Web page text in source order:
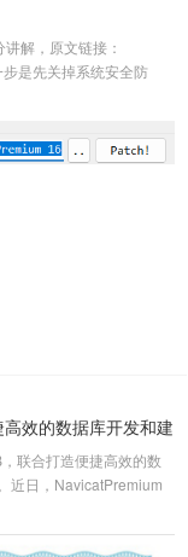
解，原文链接：
是先关掉系统安全防
效的数据库开发和建
联合打造便捷高效的数
近日，NavicatPremium